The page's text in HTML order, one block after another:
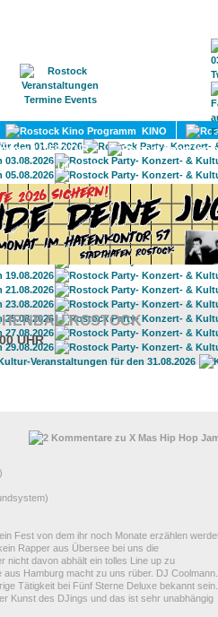
KINO
LITERATUR
UMLAND
ROSTOCK
UHR
Fest von dem ihr noch Monate erzählen
Rapper aus Übersee bei uns die
nicht davon abhält ein tolles Line up zu
Hamburg macht zu uns rüber. DJ Coolmann.
Tätigkeit bei Fünf Sterne Deluxe bekannt sein.
Kunst des DJings und das ist sehr unabhängig